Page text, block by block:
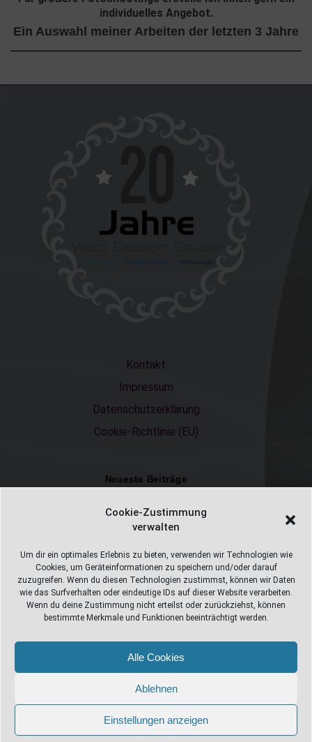
Cookie-Zustimmung
verwalten
Um dir ein optimales Erlebnis zu bieten, verwenden wir Technologien wie
Cookies, um Geräteinformationen zu speichern und/oder darauf
zuzugreifen. Wenn du diesen Technologien zustimmst, können wir Daten
wie das Surfverhalten oder eindeutige IDs auf dieser Website verarbeiten.
Wenn du deine Zustimmung nicht erteilst oder zurückziehst, können
bestimmte Merkmale und Funktionen beeinträchtigt werden.
Alle Cookies
Ablehnen
Einstellungen anzeigen
individuelles Angebot.
Ein Auswahl meiner Arbeiten der letzten 3 Jahre
Kontakt
Impressum
Datenschutzerklärung
Cookie-Richtlinie (EU)
Neueste Beiträge
Einschulungsfotos 2026 – ein unvergesslicher Moment
Fotostudio in Fichtelberg
Alles Pizza oder was ;-)
Überweisungen
Weihnachtsfotoshooting 2026
Web Design Stube 95686 Fichtelberg
Bayreuther Straße 10
info@webdesign-stube.de